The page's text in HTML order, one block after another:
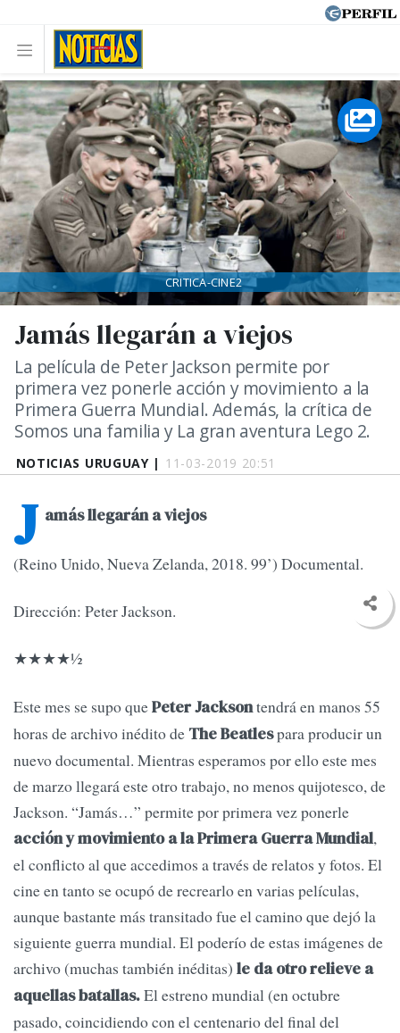
NOTICIAS URUGUAY | 11-03-2019 20:51
Jamás llegarán a viejos
La película de Peter Jackson permite por
primera vez ponerle acción y movimiento a la
Primera Guerra Mundial. Además, la crítica de
Somos una familia y La gran aventura Lego 2.
CRITICA-CINE2
J amás llegarán a viejos
(Reino Unido, Nueva Zelanda, 2018. 99’) Documental.
Dirección: Peter Jackson.
★★★★½
Este mes se supo quePeter Jacksontendrá en manos 55
horas de archivo inédito de The Beatlespara producir un
nuevo documental. Mien­tras esperamos por ello este mes
de marzo llegará este otro trabajo, no me­nos quijotesco, de
Jack­son. “Jamás…” permite por primera vez ponerle
acción y movimiento a la Primera Guerra Mundial,
el conflicto al que accedi­mos a través de relatos y fotos. El
cine en tanto se ocupó de recrearlo en va­rias películas,
aunque bastante más transitado fue el camino que dejó la
siguiente guerra mundial. El poderío de estas imáge­nes de
archivo (muchas también inéditas) le da otro relieve a
aquellas ba­tallas.El estreno mundial (en octubre
pasado, coin­cidiendo con el centenario del final del